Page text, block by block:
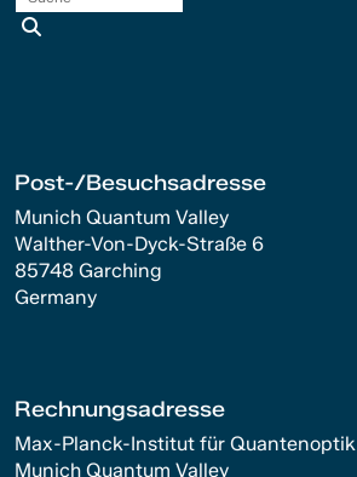
Post-/Besuchsadresse
Munich Quantum Valley
Walther-Von-Dyck-Straße 6
85748 Garching
Germany
Rechnungsadresse
Max-Planck-Institut für Quantenoptik
Munich Quantum Valley